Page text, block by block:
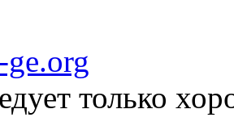
только